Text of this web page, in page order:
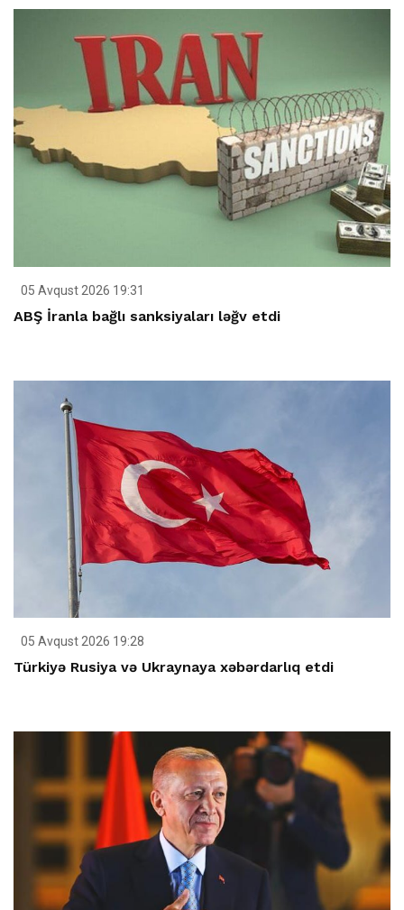
05 Avqust 2026 19:31
ABŞ İranla bağlı sanksiyaları ləğv etdi
05 Avqust 2026 19:28
Türkiyə Rusiya və Ukraynaya xəbərdarlıq etdi